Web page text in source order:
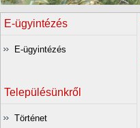
E-ügyintézés
E-ügyintézés
Településünkről
Történet